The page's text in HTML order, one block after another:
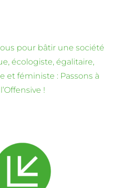
pour bâtir une société
écologiste, égalitaire,
et féministe : Passons à
l’Offensive !